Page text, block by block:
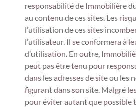
responsabilité de Immobilière
au contenu de ces sites. Les
l’utilisation de ces sites
l’utilisateur. Il se conformera à
d’utilisation. En outre,
peut pas être tenu pour
dans les adresses de site ou les
figurant dans son site. Malgré
pour éviter autant que